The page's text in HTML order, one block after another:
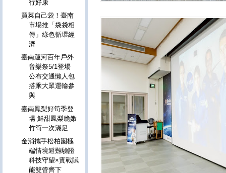
行好康
買菜自己袋！臺南
市場推「袋袋相
傳」綠色循環經
濟
臺南運河百年戶外
音樂祭5/1登場
公布交通懶人包
搭乘大眾運輸參
與
臺南鳳梨好筍季登
場 鮮甜鳳梨脆嫩
竹筍一次滿足
金消攜手松柏園極
端情境避難驗證
科技守望×實戰賦
能雙管齊下